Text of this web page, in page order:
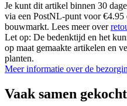
Je kunt dit artikel binnen 30
via een PostNL-punt voor €4.95
bouwmarkt. Lees meer over
Let op: De bedenktijd en het
op maat gemaakte artikelen en
planten.
Meer informatie over de
Vaak samen gekocht